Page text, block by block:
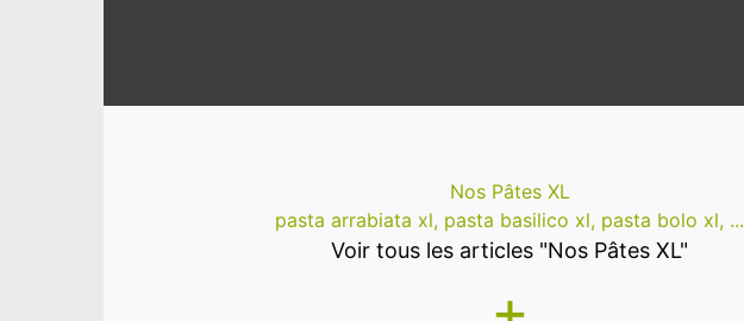
Nos Pâtes XL
pasta arrabiata xl, pasta basilico xl, pasta bolo xl, ...
Voir tous les articles "Nos Pâtes XL"